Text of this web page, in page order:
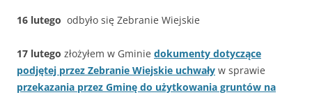
16 lutego odbyło się Zebranie Wiejskie
17 lutego złożyłem w Gminie dokumenty dotyczące
podjętej przez Zebranie Wiejskie uchwały w sprawie
przekazania przez Gminę do użytkowania gruntów na